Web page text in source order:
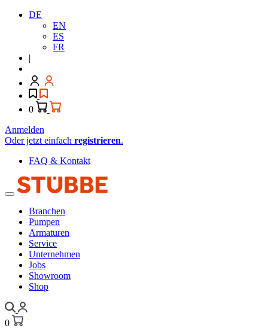
DE
EN
ES
FR
|
0
Anmelden
Oder jetzt einfach registrieren.
FAQ & Kontakt
Branchen
Pumpen
Armaturen
Service
Unternehmen
Jobs
Showroom
Shop
0